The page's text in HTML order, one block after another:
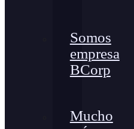
Somos
empresa
BCorp
Mucho